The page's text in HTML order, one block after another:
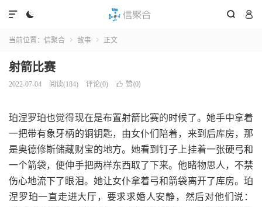
  

当前位置： 信聚合  故事  正文
射箭比赛
2022-07-04 阅读(184) 评论(0)  赞(0)
珀涅罗珀也觉得现在是布置射箭比赛的时候了。她手中拿着
一把带有象牙柄的铜钥匙，由女仆们陪着，来到后库房，那
是奥德修斯储藏财宝的地方。她看到钉子上挂着一张硬弓和
一个箭袋，便伸手把两样东西取了下来。他睹物思人，不禁
伤心地流下了眼泪。她让女仆拿着弓和箭袋离开了库房。珀
涅罗珀一直走进大厅，要求求婚人安静，然后对他们说：